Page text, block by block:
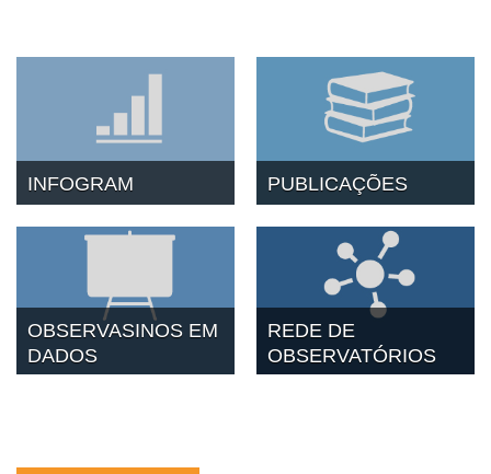
INFOGRAM PUBLICAÇÕES
OBSERVASINOS EM
DADOS
REDE DE
OBSERVATÓRIOS